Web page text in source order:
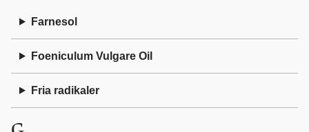
Farnesol
Foeniculum Vulgare Oil
Fria radikaler